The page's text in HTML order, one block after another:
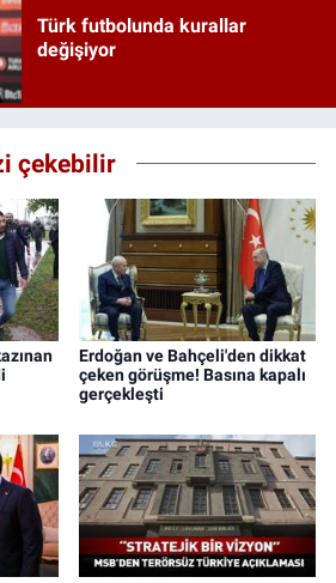
Türk futbolunda kurallar
değişiyor
çekebilir
Erdoğan ve Bahçeli'den dikkat
çeken görüşme! Basına kapalı
gerçekleşti